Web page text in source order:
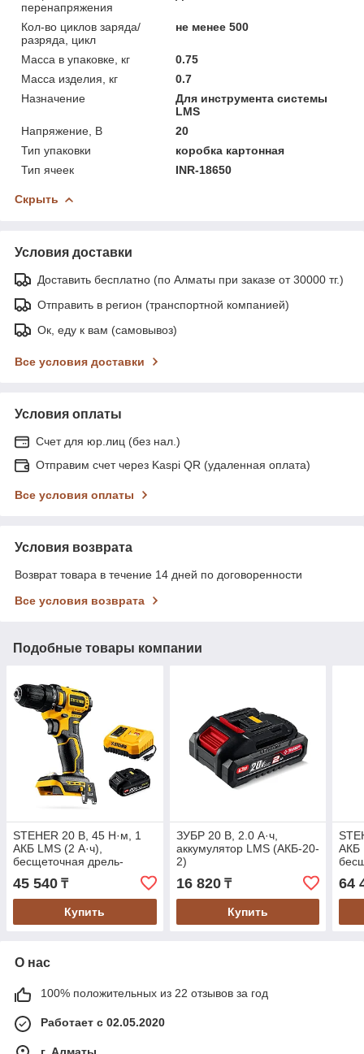
перенапряжения
Кол-во циклов заряда/
разряда, цикл
не менее 500
Масса в упаковке, кг
0.75
Масса изделия, кг
0.7
Назначение
Для инструмента системы
LMS
Напряжение, В
20
Тип упаковки
коробка картонная
Тип ячеек
INR-18650
Скрыть
Условия доставки
Доставить бесплатно (по Алматы при заказе от 30000 тг.)
Отправить в регион (транспортной компанией)
Ок, еду к вам (самовывоз)
Все условия доставки
Условия оплаты
Счет для юр.лиц (без нал.)
Отправим счет через Kaspi QR (удаленная оплата)
Все условия оплаты
Условия возврата
Возврат товара в течение 14 дней по договоренности
Все условия возврата
Подобные товары компании
STEHER 20 В, 45 Н·м, 1
АКБ LMS (2 А·ч),
бесщеточная дрель-
шуруповерт (CB-45-21)
45 540 ₸
Купить
ЗУБР 20 В, 2.0 А·ч,
аккумулятор LMS (АКБ-20-
2)
16 820₸
Купить
АКБ
64
О нас
100% положительных из 22 отзывов за год
Работает с 02.05.2020